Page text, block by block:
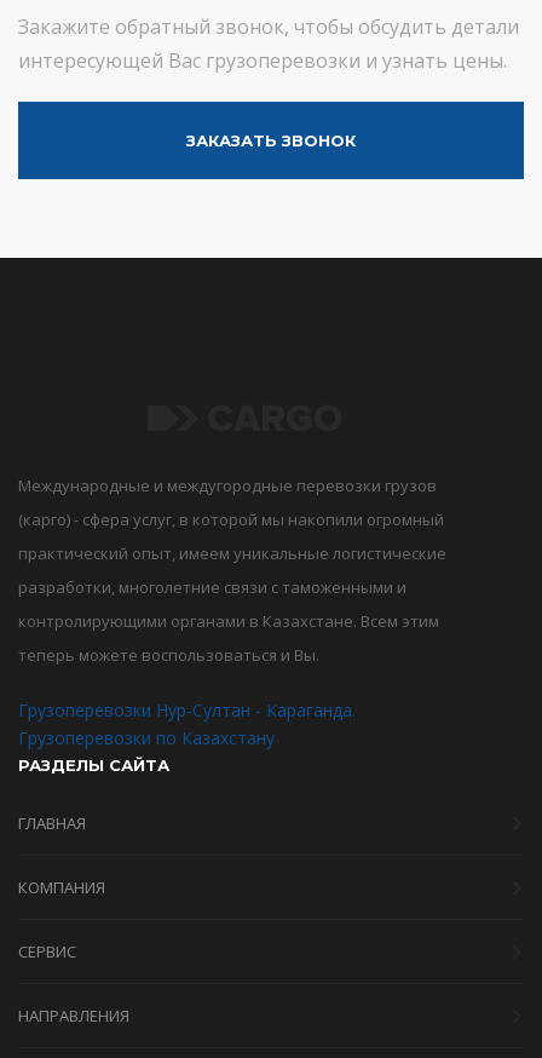
Закажите обратный звонок, чтобы обсудить детали
интересующей Вас грузоперевозки и узнать цены.
ЗАКАЗАТЬ ЗВОНОК
Международные и междугородные перевозки грузов
(карго) - сфера услуг, в которой мы накопили огромный
практический опыт, имеем уникальные логистические
разработки, многолетние связи с таможенными и
контролирующими органами в Казахстане. Всем этим
теперь можете воспользоваться и Вы.
Грузоперевозки Нур-Султан - Караганда.
Грузоперевозки по Казахстану
РАЗДЕЛЫ САЙТА
ГЛАВНАЯ
КОМПАНИЯ
СЕРВИС
НАПРАВЛЕНИЯ